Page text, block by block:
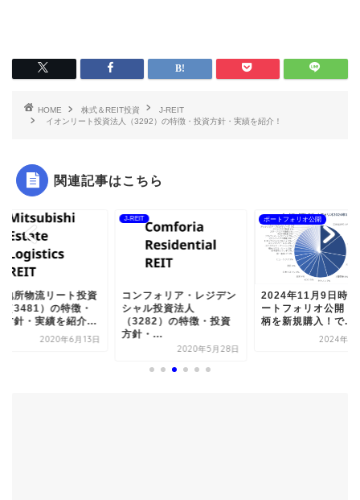
HOME 株式＆REIT投資
J-REIT
イオンリート投資法人（3292）の特徴・投資方針・実績を紹介！
関連記事はこちら
地所物流リート投資
（3481）の特徴・
方針・実績を紹介...
2020年6月13日
J-REIT
コンフォリア・レジデン
シャル投資法人
（3282）の特徴・投資
方針・...
2020年5月28日
ポートフォリオ公開
2024年11月9日時点
ートフォリオ公開！
柄を新規購入！で...
2024年11